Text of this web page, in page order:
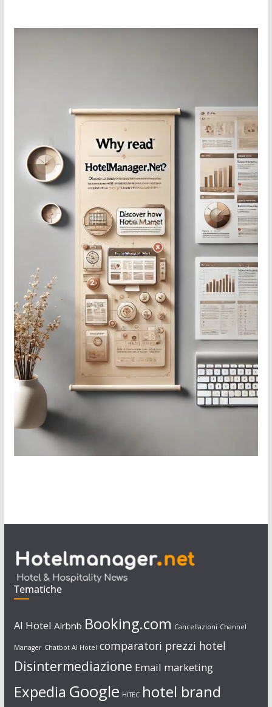
Tematiche
AI Hotel Airbnb Booking.com Cancellazioni Channel
Manager Chatbot AI Hotel comparatori prezzi hotel
Disintermediazione Email marketing
Expedia Google HITEC hotel brand